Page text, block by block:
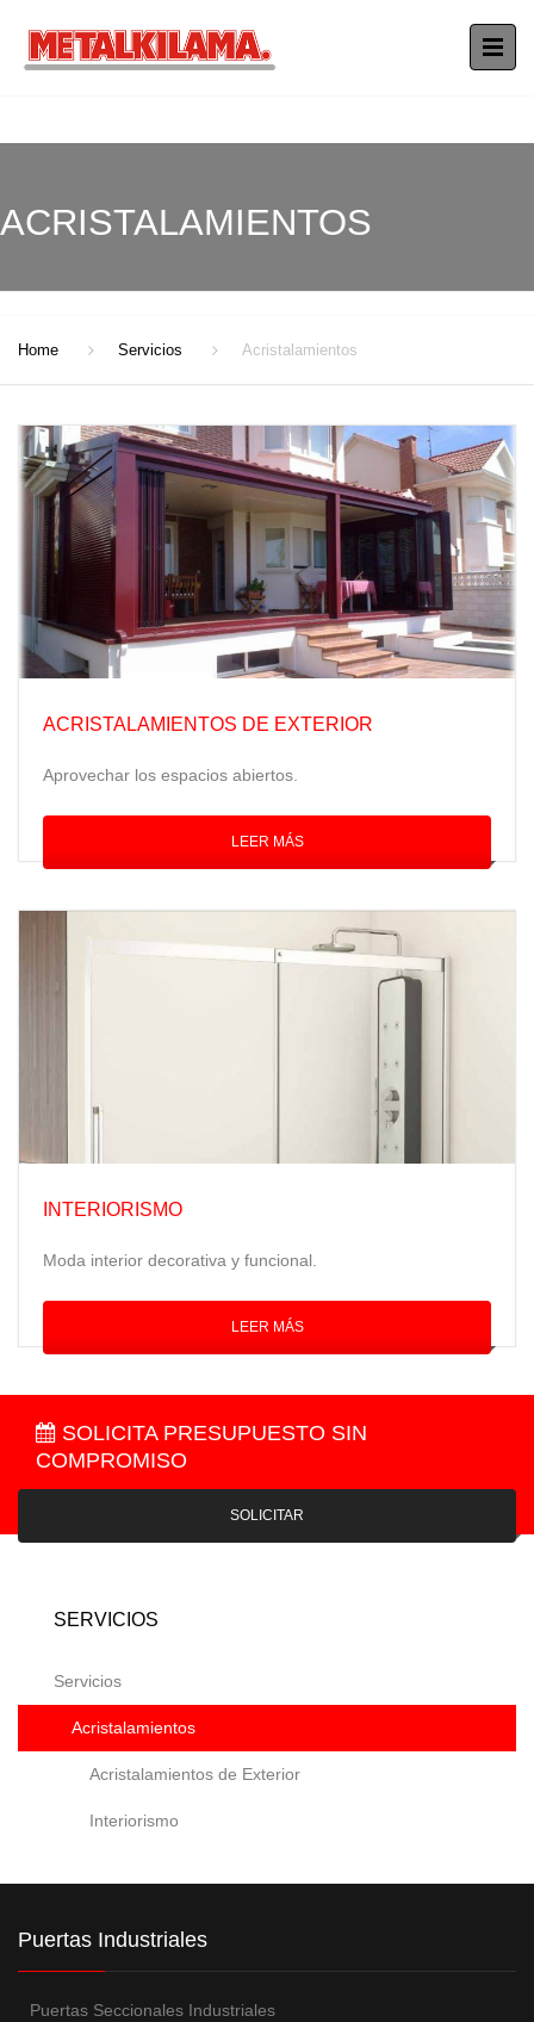
ACRISTALAMIENTOS
Home Servicios Acristalamientos
ACRISTALAMIENTOS DE EXTERIOR
Aprovechar los espacios abiertos.
LEER MÁS
INTERIORISMO
Moda interior decorativa y funcional.
LEER MÁS
SOLICITA PRESUPUESTO SIN
COMPROMISO
SOLICITAR
SERVICIOS
Servicios
Acristalamientos
Acristalamientos de Exterior
Interiorismo
Puertas Industriales
Puertas Seccionales Industriales